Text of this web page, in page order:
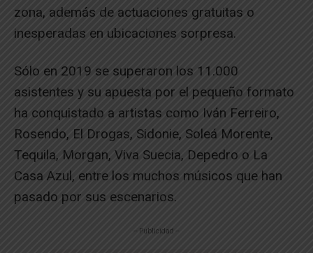
zona, además de actuaciones gratuitas o
inesperadas en ubicaciones sorpresa.
Sólo en 2019 se superaron los 11.000
asistentes y su apuesta por el pequeño formato
ha conquistado a artistas como Iván Ferreiro,
Rosendo, El Drogas, Sidonie, Soleá Morente,
Tequila, Morgan, Viva Suecia, Depedro o La
Casa Azul, entre los muchos músicos que han
pasado por sus escenarios.
-- Publicidad --